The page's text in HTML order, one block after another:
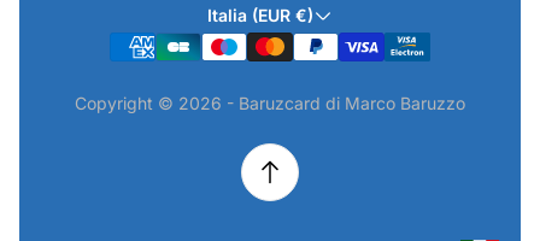
Termini & Condizioni
Informativa Prodotti ExtraEU
Chi-sono
Scopri il Negozio Fisico !
Indirizzo Negozio: Via Luigi Valentini 1a Traversa - SNC
19021 Arcola (SP)
P.IVA.: 01520250117
Telefono/Whatsapp: 3288853914
Italia (EUR €)
Copyright © 2026 - Baruzcard di Marco Baruzzo